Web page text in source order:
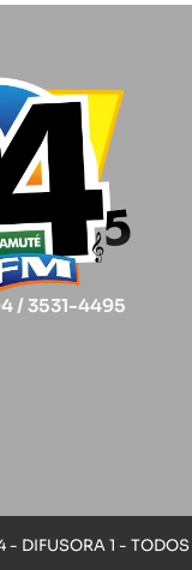
/ 3531-4495
- DIFUSORA 1 -